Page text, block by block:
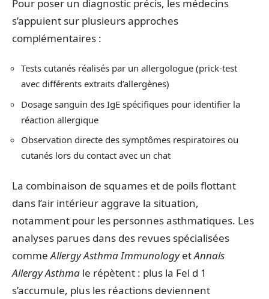
Pour poser un diagnostic précis, les médecins
s’appuient sur plusieurs approches
complémentaires :
Tests cutanés réalisés par un allergologue (prick-test
avec différents extraits d’allergènes)
Dosage sanguin des IgE spécifiques pour identifier la
réaction allergique
Observation directe des symptômes respiratoires ou
cutanés lors du contact avec un chat
La combinaison de squames et de poils flottant
dans l’air intérieur aggrave la situation,
notamment pour les personnes asthmatiques. Les
analyses parues dans des revues spécialisées
commeAllergy Asthma ImmunologyetAnnals
Allergy Asthma le répètent : plus la Fel d 1
s’accumule, plus les réactions deviennent